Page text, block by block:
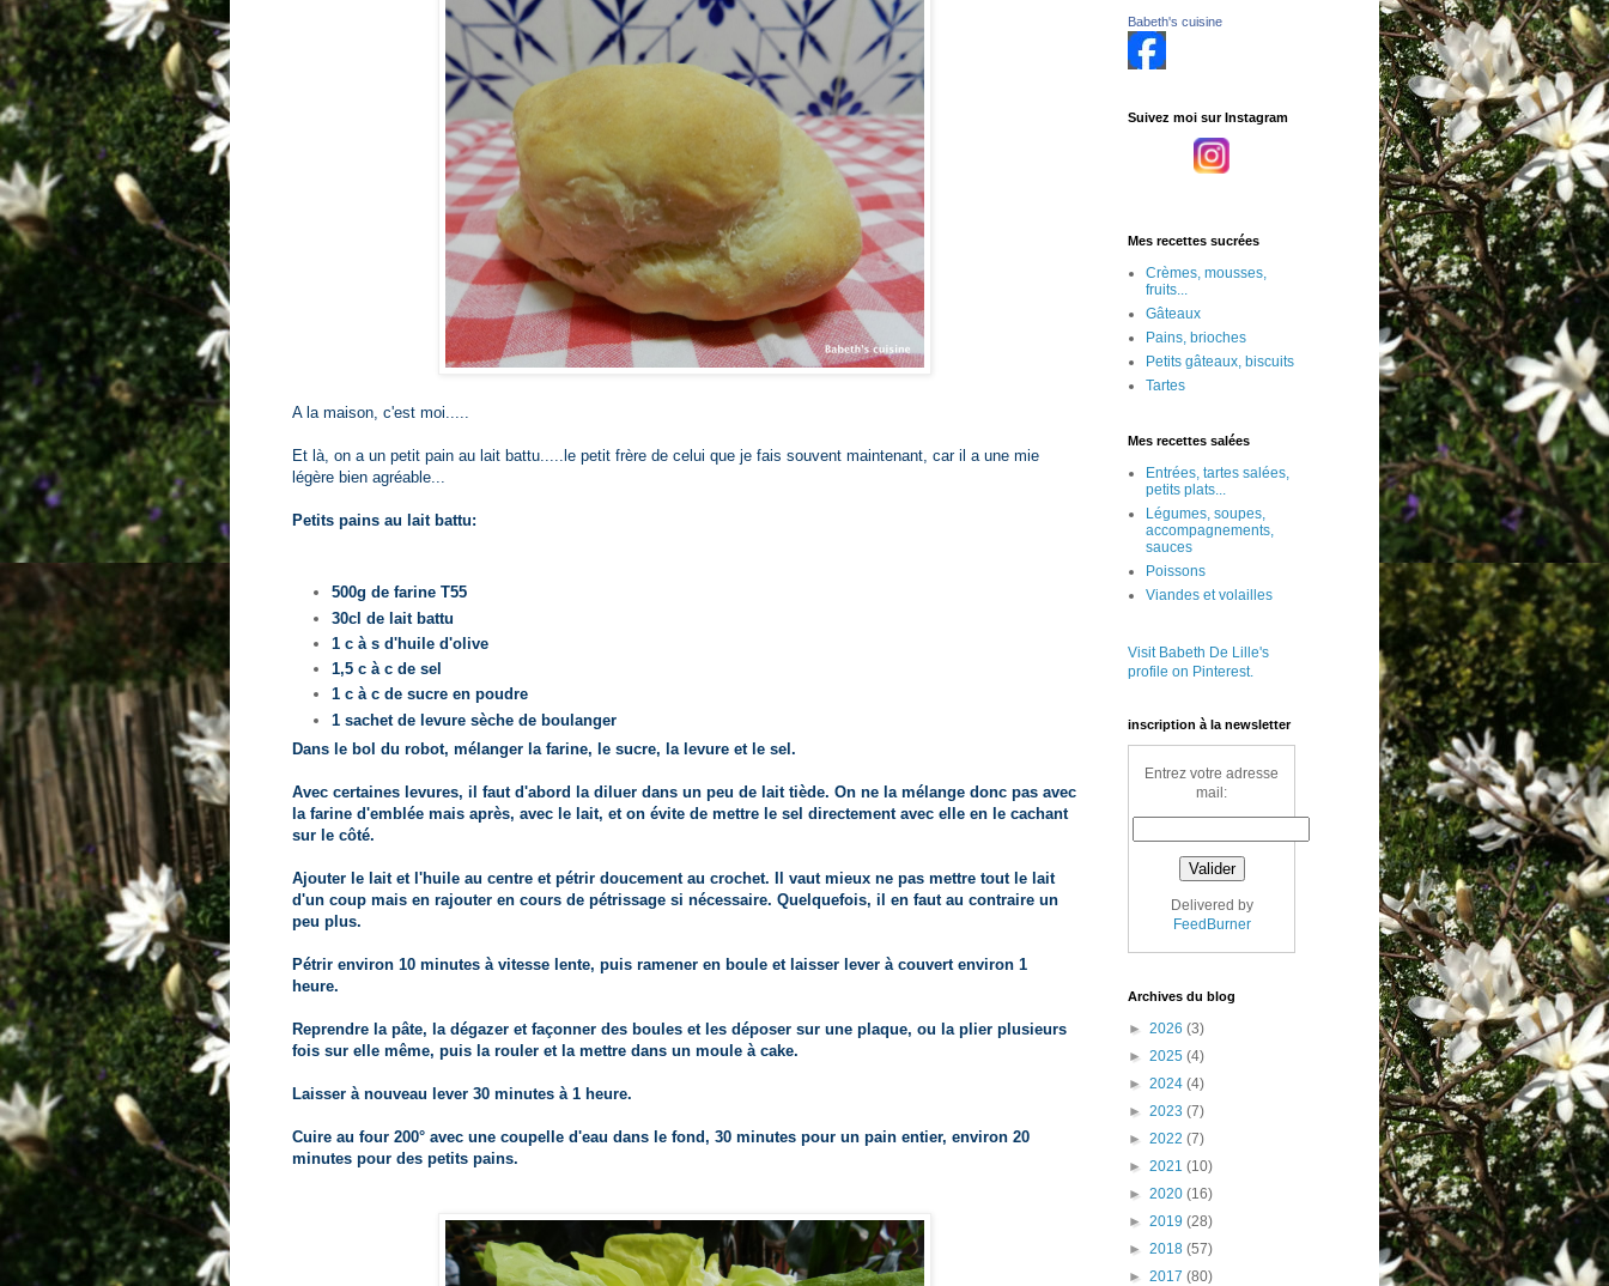
A la maison, c'est moi.....
Et là, on a un petit pain au lait battu.....le petit frère de celui que je fais souvent maintenant, car il a une mie
légère bien agréable...
Petits pains au lait battu:
500g de farine T55
30cl de lait battu
1 c à s d'huile d'olive
1,5 c à c de sel
1 c à c de sucre en poudre
1 sachet de levure sèche de boulanger
Dans le bol du robot, mélanger la farine, le sucre, la levure et le sel.
Avec certaines levures, il faut d'abord la diluer dans un peu de lait tiède. On ne la mélange donc pas avec
la farine d'emblée mais après, avec le lait, et on évite de mettre le sel directement avec elle en le cachant
sur le côté.
Ajouter le lait et l'huile au centre et pétrir doucement au crochet. Il vaut mieux ne pas mettre tout le lait
d'un coup mais en rajouter en cours de pétrissage si nécessaire. Quelquefois, il en faut au contraire un
peu plus.
Pétrir environ 10 minutes à vitesse lente, puis ramener en boule et laisser lever à couvert environ 1
heure.
Reprendre la pâte, la dégazer et façonner des boules et les déposer sur une plaque, ou la plier plusieurs
fois sur elle même, puis la rouler et la mettre dans un moule à cake.
Laisser à nouveau lever 30 minutes à 1 heure.
Cuire au four 200° avec une coupelle d'eau dans le fond, 30 minutes pour un pain entier, environ 20
minutes pour des petits pains.
Babeth's cuisine
Suivez moi sur Instagram
Mes recettes sucrées
Crèmes, mousses,
fruits...
Gâteaux
Pains, brioches
Petits gâteaux, biscuits
Tartes
Mes recettes salées
Entrées, tartes salées,
petits plats...
Légumes, soupes,
accompagnements,
sauces
Poissons
Viandes et volailles
Visit Babeth De Lille's
profile on Pinterest.
inscription à la newsletter
Entrez votre adresse
mail:
Delivered by
FeedBurner
Archives du blog
► 2026 (3)
► 2025 (4)
► 2024 (4)
► 2023 (7)
► 2022 (7)
► 2021 (10)
► 2020 (16)
► 2019 (28)
► 2018 (57)
► 2017 (80)